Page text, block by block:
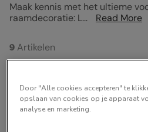
Maak kennis met het ultieme
raamdecoratie: L...
Read More
9 Artikelen
Door "Alle cookies accepteren" te
opslaan van cookies op je apparaat
analyse en marketing.